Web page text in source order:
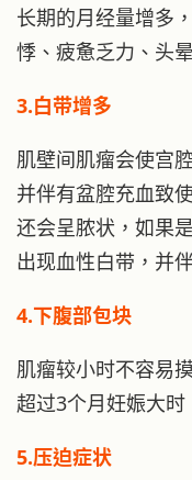
长期的月经量增多
悸、疲惫乏力、头
3.白带增多
肌壁间肌瘤会使宫
并伴有盆腔充血致
还会呈脓状，如果
出现血性白带，并
4.下腹部包块
肌瘤较小时不容易
超过3个月妊娠大时
5.压迫症状